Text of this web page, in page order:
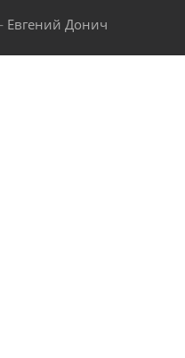
Евгений Донич